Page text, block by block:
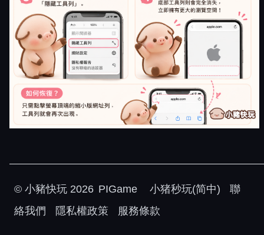
© 小豬快玩 2026 PIGame 小猪秒玩(简中)
聯
絡我們
隱私權政策 服務條款